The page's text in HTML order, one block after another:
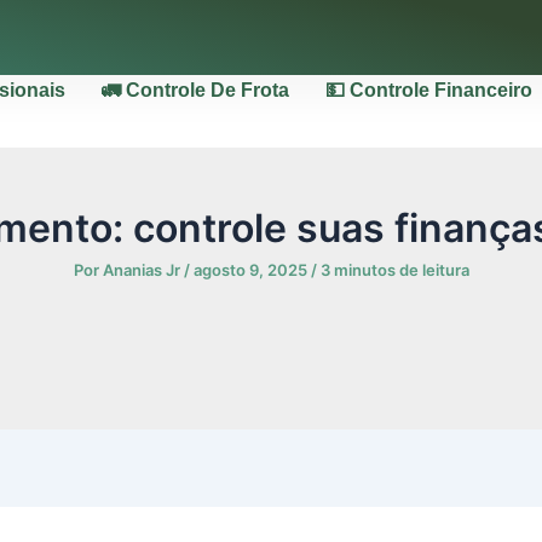
🚛 Controle De Frota 💵 Controle Financeiro
controle suas
PorAnanias Jr /agosto 9, 2025 / 3 minutos de leitura